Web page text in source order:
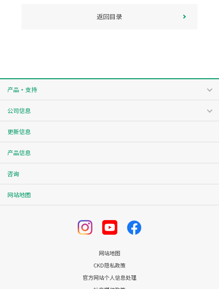
返回目录
产品・支持
公司信息
更新信息
产品信息
咨询
网站地图
网站地图
CKD隐私政策
官方网站个人信息处理